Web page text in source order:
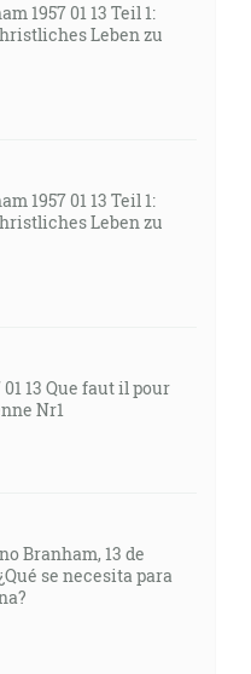
1957 01 13 Teil 1:
Leben zu
1957 01 13 Teil 1:
Leben zu
13 Que faut il pour
Nr1
Branham, 13 de
se necesita para